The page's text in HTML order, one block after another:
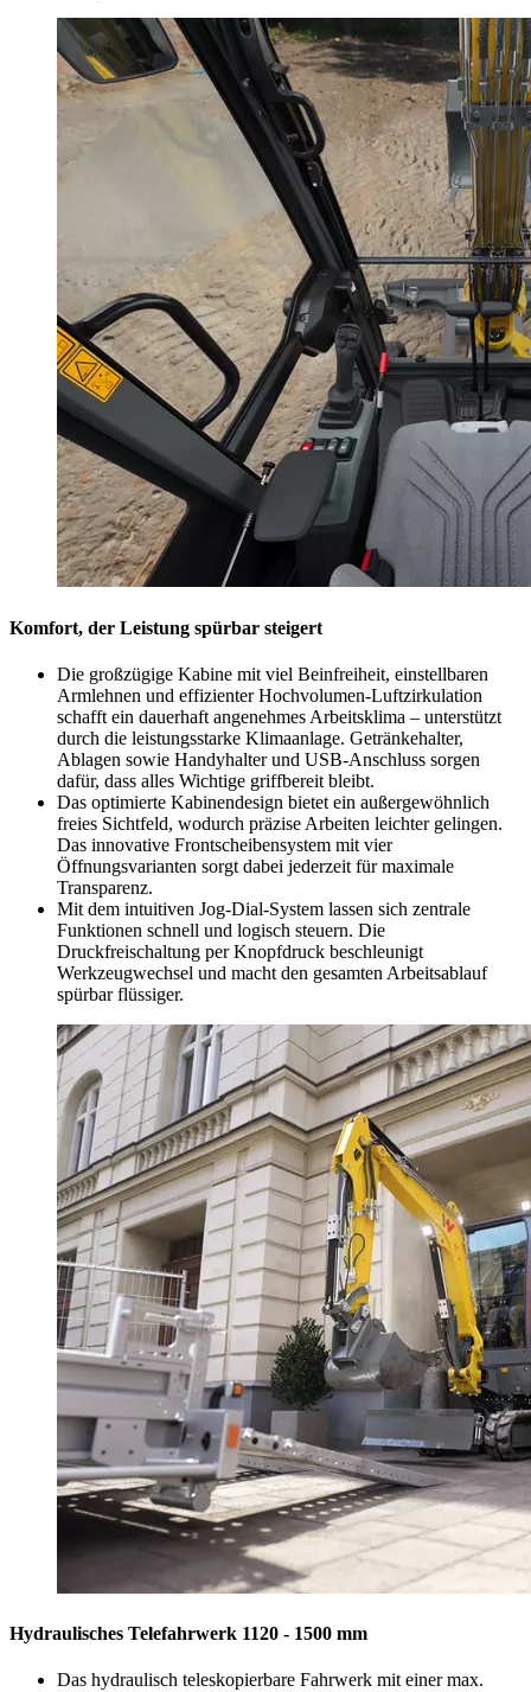
Komfort, der Leistung spürbar steigert
Die großzügige Kabine mit viel Beinfreiheit, einstellbaren
Armlehnen und effizienter Hochvolumen-Luftzirkulation
schafft ein dauerhaft angenehmes Arbeitsklima – unterstützt
durch die leistungsstarke Klimaanlage. Getränkehalter,
Ablagen sowie Handyhalter und USB-Anschluss sorgen
dafür, dass alles Wichtige griffbereit bleibt.
Das optimierte Kabinendesign bietet ein außergewöhnlich
freies Sichtfeld, wodurch präzise Arbeiten leichter gelingen.
Das innovative Frontscheibensystem mit vier
Öffnungsvarianten sorgt dabei jederzeit für maximale
Transparenz.
Mit dem intuitiven Jog-Dial-System lassen sich zentrale
Funktionen schnell und logisch steuern. Die
Druckfreischaltung per Knopfdruck beschleunigt
Werkzeugwechsel und macht den gesamten Arbeitsablauf
spürbar flüssiger.
Hydraulisches Telefahrwerk 1120 - 1500 mm
Das hydraulisch teleskopierbare Fahrwerk mit einer max.